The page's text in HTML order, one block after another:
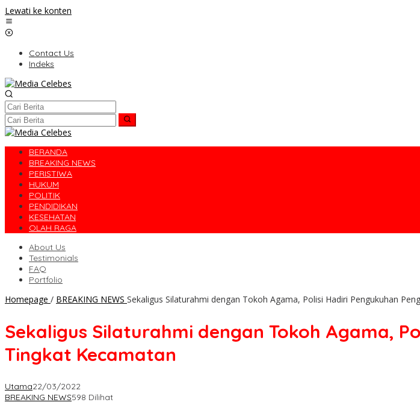
Lewati ke konten
Contact Us
Indeks
BERANDA
BREAKING NEWS
PERISTIWA
HUKUM
POLITIK
PENDIDIKAN
KESEHATAN
OLAH RAGA
About Us
Testimonials
FAQ
Portfolio
Homepage / BREAKING NEWS Sekaligus Silaturahmi dengan Tokoh Agama, Polisi Hadiri Pengukuhan
Sekaligus Silaturahmi dengan Tokoh Agama,
Tingkat Kecamatan
Utama22/03/2022
BREAKING NEWS598 Dilihat